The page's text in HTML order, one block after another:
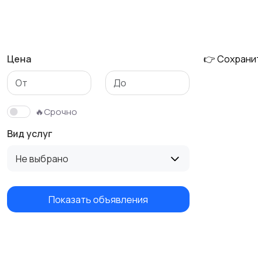
Изготовление на
заказ
Продукты питания и
Цена
🔥Срочно
Вид услуг
Не выбрано
Показать объявления
👉